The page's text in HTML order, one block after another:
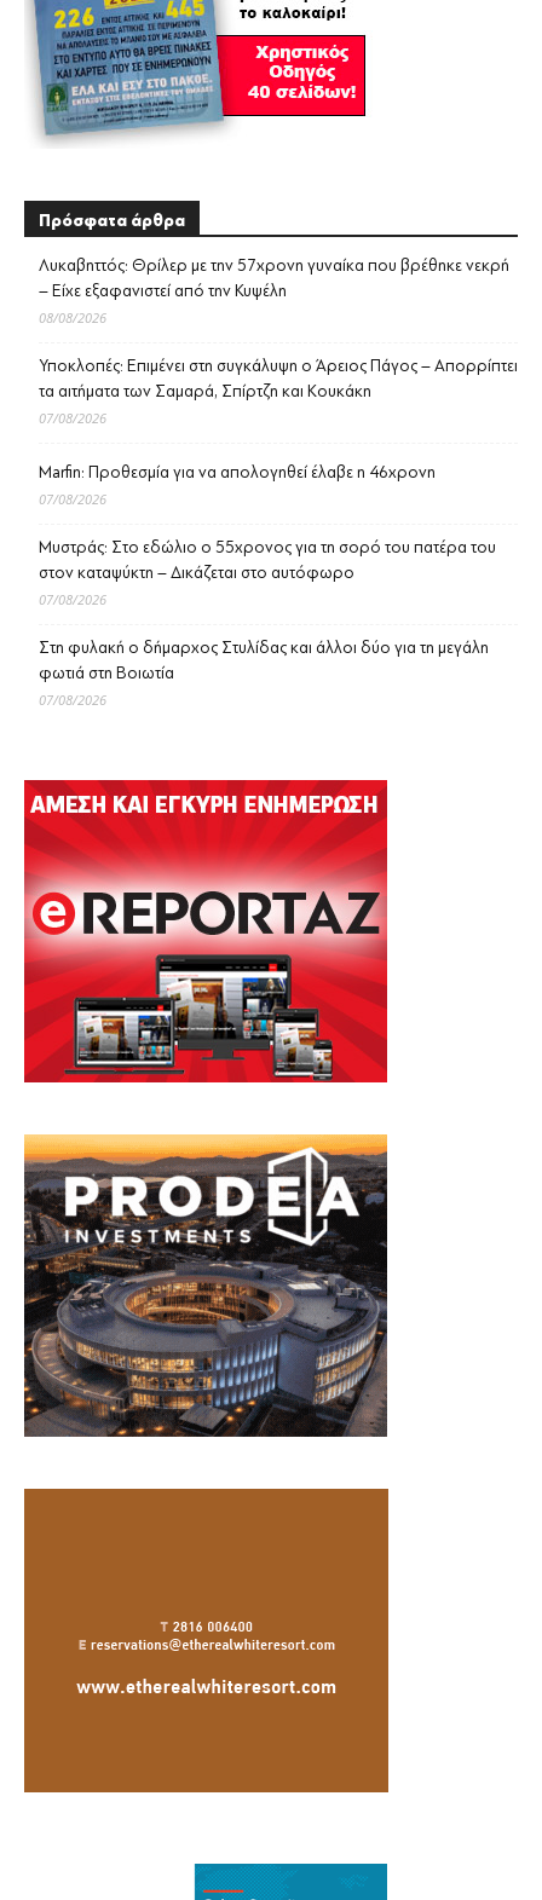
Πρόσφατα άρθρα
Λυκαβηττός: Θρίλερ με την 57χρονη γυναίκα που βρέθηκε νεκρή
– Είχε εξαφανιστεί από την Κυψέλη
08/08/2026
Υποκλοπές: Επιμένει στη συγκάλυψη ο Άρειος Πάγος – Απορρίπτει
τα αιτήματα των Σαμαρά, Σπίρτζη και Κουκάκη
07/08/2026
Marfin: Προθεσμία για να απολογηθεί έλαβε η 46χρονη
07/08/2026
Μυστράς: Στο εδώλιο ο 55χρονος για τη σορό του πατέρα του
στον καταψύκτη – Δικάζεται στο αυτόφωρο
07/08/2026
Στη φυλακή ο δήμαρχος Στυλίδας και άλλοι δύο για τη μεγάλη
φωτιά στη Βοιωτία
07/08/2026